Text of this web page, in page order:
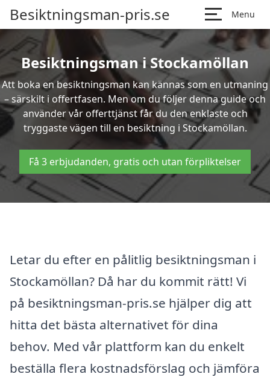
Besiktningsman-pris.se Menu
Besiktningsman i Stockamöllan
Att boka en besiktningsman kan kännas som en utmaning
– särskilt i offertfasen. Men om du följer denna guide och
använder vår offerttjänst får du den enklaste och
tryggaste vägen till en besiktning i Stockamöllan.
Få 3 erbjudanden, gratis och utan förpliktelser
Letar du efter en pålitlig besiktningsman i
Stockamöllan? Då har du kommit rätt! Vi
på besiktningsman-pris.se hjälper dig att
hitta det bästa alternativet för dina
behov. Med vår plattform kan du enkelt
beställa flera kostnadsförslag och jämföra